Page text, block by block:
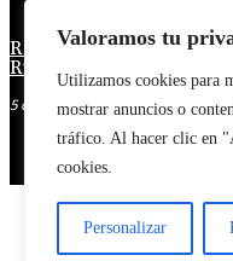
Valoramos tu
Utilizamos cookies para
mostrar anuncios o
tráfico. Al hacer clic en
cookies.
Personalizar
Rafael López Aliaga
Rubio a la candidatura a
5 de agosto de 2026